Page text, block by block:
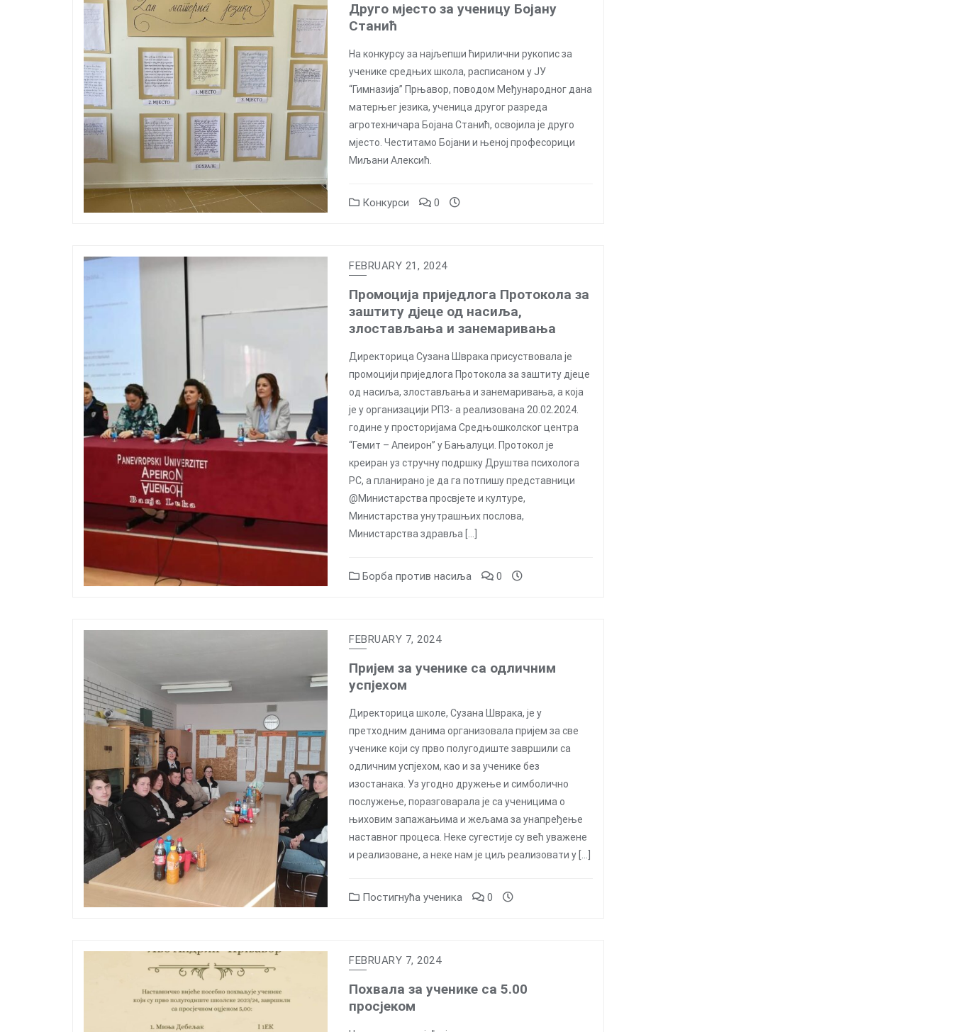
Друго мјесто за ученицу Бојану
Станић
На конкурсу за најљепши ћирилични рукопис за
ученике средњих школа, расписаном у ЈУ
“Гимназија” Прњавор, поводом Међународног дана
матерњег језика, ученица другог разреда
агротехничара Бојана Станић, освојила је друго
мјесто. Честитамо Бојани и њеној професорици
Миљани Алексић.
Конкурси 0
FEBRUARY 21, 2024
Промоција приједлога Протокола за
заштиту дјеце од насиља,
злостављања и занемаривања
Директорица Сузана Шврака присуствовала је
промоцији приједлога Протокола за заштиту дјеце
од насиља, злостављања и занемаривања, а која
је у организацији РПЗ- а реализована 20.02.2024.
године у просторијама Средњошколског центра
“Гемит – Апеирон” у Бањалуци. Протокол је
креиран уз стручну подршку Друштва психолога
РС, а планирано је да га потпишу представници
@Министарства просвјете и културе,
Министарства унутрашњих послова,
Министарства здравља […]
Борба против насиља 0
FEBRUARY 7, 2024
Пријем за ученике са одличним
успјехом
Директорица школе, Сузана Шврака, је у
претходним данима организовала пријем за све
ученике који су прво полугодиште завршили са
одличним успјехом, као и за ученике без
изостанака. Уз угодно дружење и симболично
послужење, поразговарала је са ученицима о
њиховим запажањима и жељама за унапређење
наставног процеса. Неке сугестије су већ уважене
и реализоване, а неке нам је циљ реализовати у […]
Постигнућа ученика 0
FEBRUARY 7, 2024
Похвала за ученике са 5.00
просјеком